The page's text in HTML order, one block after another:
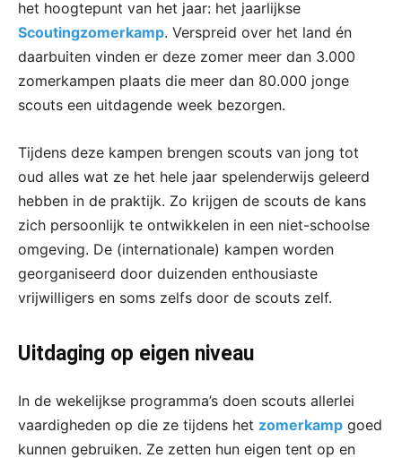
het hoogtepunt van het jaar: het jaarlijkse
Scoutingzomerkamp. Verspreid over het land én
daarbuiten vinden er deze zomer meer dan 3.000
zomerkampen plaats die meer dan 80.000 jonge
scouts een uitdagende week bezorgen.
Tijdens deze kampen brengen scouts van jong tot
oud alles wat ze het hele jaar spelenderwijs geleerd
hebben in de praktijk. Zo krijgen de scouts de kans
zich persoonlijk te ontwikkelen in een niet-schoolse
omgeving. De (internationale) kampen worden
georganiseerd door duizenden enthousiaste
vrijwilligers en soms zelfs door de scouts zelf.
Uitdaging op eigen niveau
In de wekelijkse programma’s doen scouts allerlei
vaardigheden op die ze tijdens het zomerkamp goed
kunnen gebruiken. Ze zetten hun eigen tent op en